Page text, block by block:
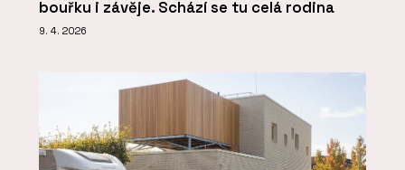
bouřku i závěje. Schází se tu celá rodina
9. 4. 2026